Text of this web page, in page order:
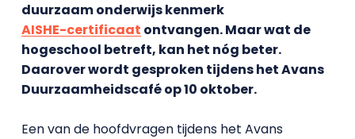
duurzaam onderwijs kenmerk
AISHE-certificaat ontvangen. Maar wat de
hogeschool betreft, kan het nóg beter.
Daarover wordt gesproken tijdens het Avans
Duurzaamheidscafé op 10 oktober.
Een van de hoofdvragen tijdens het Avans